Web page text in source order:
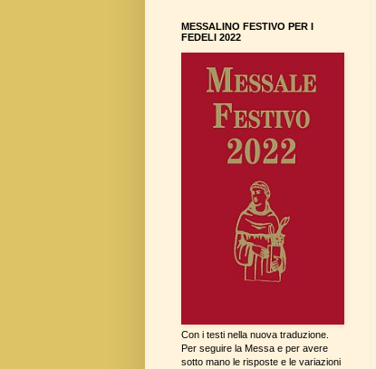
MESSALINO FESTIVO PER I
FEDELI 2022
Con i testi nella nuova traduzione.
Per seguire la Messa e per avere
sotto mano le risposte e le variazioni